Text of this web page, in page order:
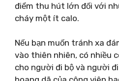
điểm thu hút lớn đối với
cháy một ít calo.
Nếu bạn muốn tránh xa
vào thiên nhiên, có nhiều
cho người đi bộ và người